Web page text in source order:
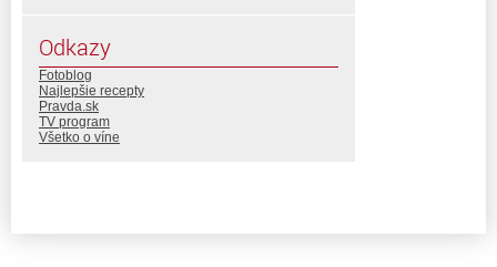
Odkazy
Fotoblog
Najlepšie recepty
Pravda.sk
TV program
Všetko o víne